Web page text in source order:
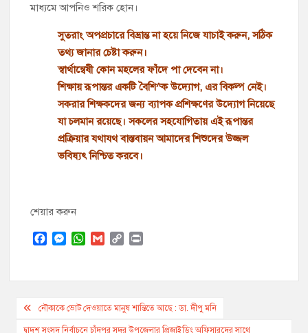
মাধ্যমে আপনিও শরিক হোন।
সুতরাং অপপ্রচারে বিভ্রান্ত না হয়ে নিজে যাচাই করুন, সঠিক
তথ্য জানার চেষ্টা করুন।
স্বার্থান্বেষী কোন মহলের ফাঁদে পা দেবেন না।
শিক্ষায় রূপান্তর একটি বৈশি^ক উদ্যোগ, এর বিকল্প নেই।
সকরার শিক্ষকদের জন্য ব্যাপক প্রশিক্ষণের উদ্যোগ নিয়েছে
যা চলমান রয়েছে। সকলের সহযোগিতায় এই রূপান্তর
প্রক্রিয়ার যথাযথ বাস্তবায়ন আমাদের শিশুদের উজ্জল
ভবিষ্যৎ নিশ্চিত করবে।
শেয়ার করুন
e
o
M
s
n
W
t
A
G
i
C
y
i
n
n
Postনৌকাকে ভোট দেওয়াতে মানুষ শান্তিতে আছে : ডা. দীপু মনি
দ্বাদশ সংসদ নির্বাচনে চাঁদপুর সদর উপজেলার প্রিজাইডিং অফিসারদের সাথে